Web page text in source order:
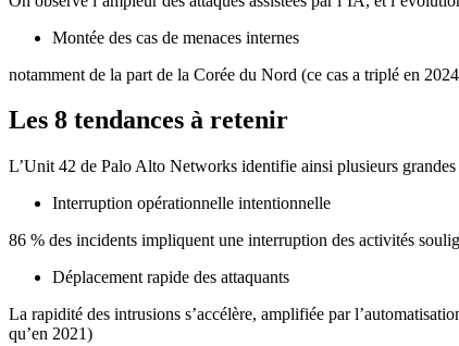
Montée des cas de menaces internes
notamment de la part de la Corée du Nord (ce cas a triplé en
Les 8 tendances à retenir
L’Unit 42 de Palo Alto Networks identifie ainsi plusieurs
Interruption opérationnelle intentionnelle
86 % des incidents impliquent une interruption des activités
Déplacement rapide des attaquants
La rapidité des intrusions s’accélère, amplifiée par
qu’en 2021)